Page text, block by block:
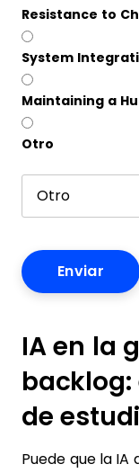
Resistance to
System
Maintaining a
Otro
IA en la
de
Puede que la IA